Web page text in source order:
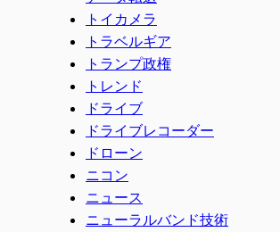
トイカメラ
トラベルギア
トランプ政権
トレンド
ドライブ
ドライブレコーダー
ドローン
ニコン
ニュース
ニューラルバンド技術